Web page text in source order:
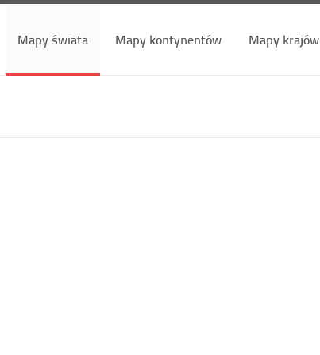
Mapy świata Mapy kontynentów Mapy krajów